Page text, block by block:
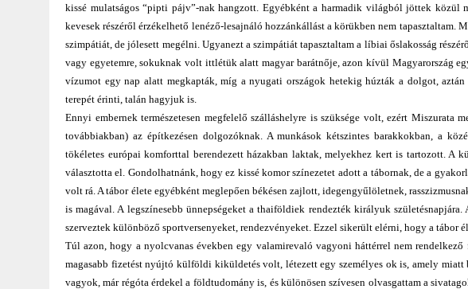
kissé mulatságos “pipti pájv”-nak hangzott. Egyébként a harmadik világból jöttek közül
kevesek részéről érzékelhető lenéző-lesajnáló hozzánkállást a körükben nem
szimpátiát, de jólesett megélni. Ugyanezt a szimpátiát tapasztaltam a líbiai őslakosság
vagy egyetemre, sokuknak volt ittlétük alatt magyar barátnője, azon kívül Magyarország
vízumot egy nap alatt megkapták, míg a nyugati országok hetekig húzták a dolgot,
terepét érinti, talán hagyjuk is.
Ennyi embernek természetesen megfelelő szálláshelyre is szüksége volt, ezért
továbbiakban) az építkezésen dolgozóknak. A munkások kétszintes barakkokban, a
tökéletes európai komforttal berendezett házakban laktak, melyekhez kert is tartozott. A
választotta el. Gondolhatnánk, hogy ez kissé komor színezetet adott a tábornak, de a
volt rá. A tábor élete egyébként meglepően békésen zajlott, idegengyűlöletnek,
is magával. A legszínesebb ünnepségeket a thaiföldiek rendezték királyuk
szerveztek különböző sportversenyeket, rendezvényeket. Ezzel sikerült elérni, hogy a tábor
Túl azon, hogy a nyolcvanas években egy valamirevaló vagyoni háttérrel nem
magasabb fizetést nyújtó külföldi kiküldetés volt, létezett egy személyes ok is, amely miatt
vagyok, már régóta érdekel a földtudomány is, és különösen szívesen olvasgattam a